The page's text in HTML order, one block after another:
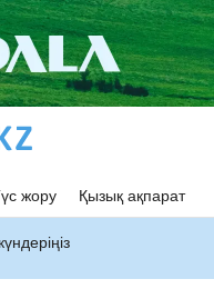
жору Қызық ақпарат